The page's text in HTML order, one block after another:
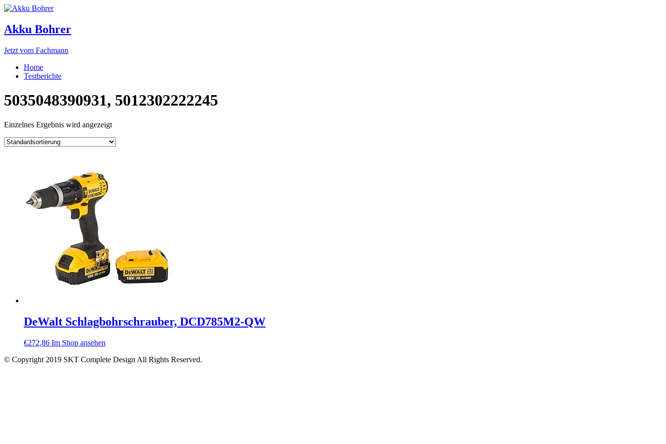
Akku Bohrer
Jetzt vom Fachmann
Home
Testberichte
5035048390931, 5012302222245
Einzelnes Ergebnis wird angezeigt
DeWalt Schlagbohrschrauber, DCD785M2-QW
€272,86 Im Shop ansehen
© Copyright 2019 SKT Complete Design All Rights Reserved.